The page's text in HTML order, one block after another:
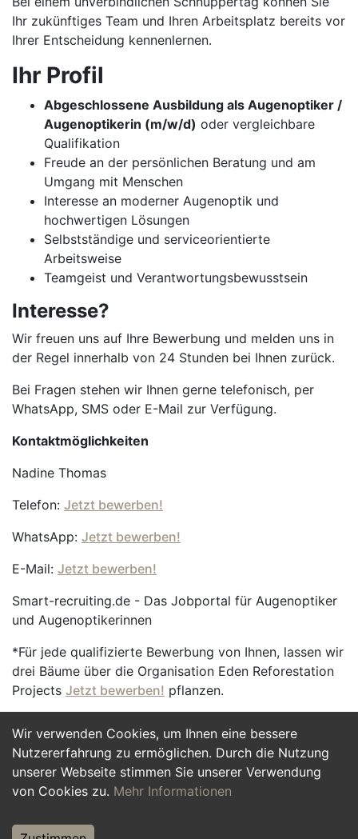
Wir verwenden Cookies, um Ihnen eine bessere
Nutzererfahrung zu ermöglichen. Durch die Nutzung
unserer Webseite stimmen Sie unserer Verwendung
von Cookies zu. Mehr Informationen
Ihr zukünftiges Team und Ihren Arbeitsplatz bereits vor
Ihrer Entscheidung kennenlernen.
Ihr Profil
Abgeschlossene Ausbildung als Augenoptiker /
Augenoptikerin (m/w/d) oder vergleichbare
Qualifikation
Freude an der persönlichen Beratung und am
Umgang mit Menschen
Interesse an moderner Augenoptik und
hochwertigen Lösungen
Selbstständige und serviceorientierte
Arbeitsweise
Teamgeist und Verantwortungsbewusstsein
Interesse?
Wir freuen uns auf Ihre Bewerbung und melden uns in
der Regel innerhalb von 24 Stunden bei Ihnen zurück.
Bei Fragen stehen wir Ihnen gerne telefonisch, per
WhatsApp, SMS oder E-Mail zur Verfügung.
Kontaktmöglichkeiten
Nadine Thomas
Telefon: Jetzt bewerben!
WhatsApp: Jetzt bewerben!
E-Mail: Jetzt bewerben!
Smart-recruiting.de - Das Jobportal für Augenoptiker
und Augenoptikerinnen
*Für jede qualifizierte Bewerbung von Ihnen, lassen wir
drei Bäume über die Organisation Eden Reforestation
Projects Jetzt bewerben! pflanzen.
Jetzt Bewerben